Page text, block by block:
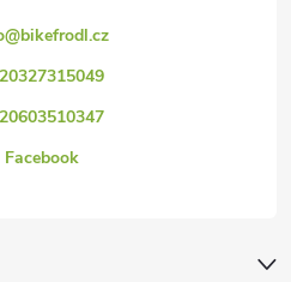
@bikefrodl.cz
Facebook